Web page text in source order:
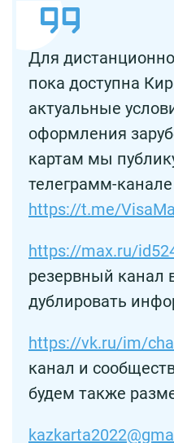
Для
пока доступна
актуальные
оформления
картам мы
телеграмм-канале
https://t.me/
https://max.ru/
резервный канал
дублировать
https://vk.ru/im/
канал и
будем также